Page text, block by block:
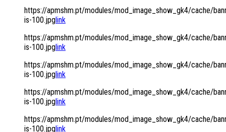
https://apmshm.pt/modules/mod_image_show_gk4/cache/
is-100.jpglink
https://apmshm.pt/modules/mod_image_show_gk4/cache/
is-100.jpglink
https://apmshm.pt/modules/mod_image_show_gk4/cache/
is-100.jpglink
https://apmshm.pt/modules/mod_image_show_gk4/cache/
is-100.jpglink
https://apmshm.pt/modules/mod_image_show_gk4/cache/
is-100.jpglink